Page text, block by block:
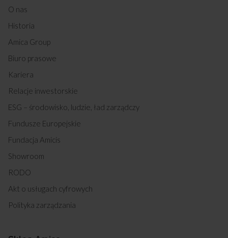
O nas
Historia
Amica Group
Biuro prasowe
Kariera
Relacje inwestorskie
ESG – środowisko, ludzie, ład zarządczy
Fundusze Europejskie
Fundacja Amicis
Showroom
RODO
Akt o usługach cyfrowych
Polityka zarządzania